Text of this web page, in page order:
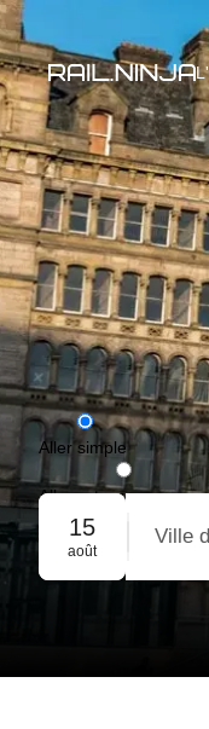
Aller simple
Aller-retour
Réservation de
15
août
Ville